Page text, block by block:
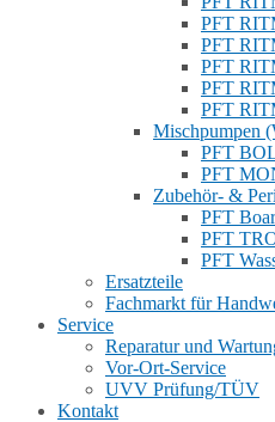
PFT
PFT
PFT
PFT
PFT
Mischpumpen
PFT
PFT
Zubehör- &
PFT
PFT
PFT
Ersatzteile
Fachmarkt für
Service
Reparatur und
Vor-Ort-Service
UVV Prüfung/TÜV
Kontakt